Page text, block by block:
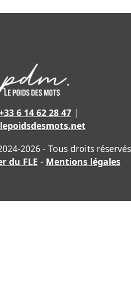
6 14 62 28 47 |
2026 - Tous droits réservés
du FLE - Mentions légales